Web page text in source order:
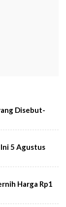
Disebut-
5 Agustus
Harga Rp1